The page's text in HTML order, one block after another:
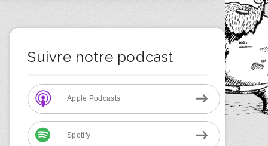
Suivre notre podcast
Apple Podcasts
Spotify